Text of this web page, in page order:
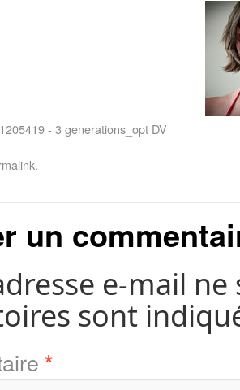
- 3 generations_opt DV
.
un
e-mail
sont
*